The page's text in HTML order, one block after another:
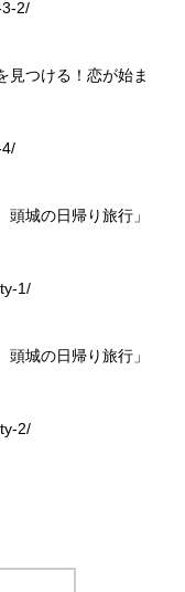
2/
見つける！恋が始ま
城の日帰り旅行」
1/
城の日帰り旅行」
2/